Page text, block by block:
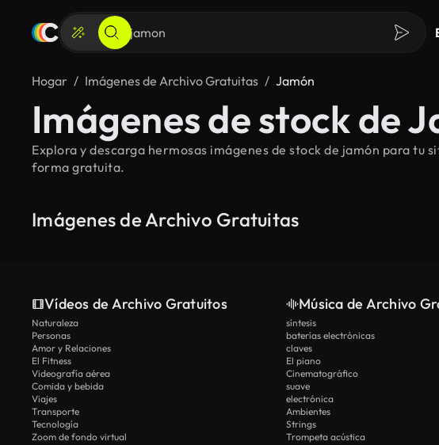
Hogar Imágenes de Archivo Gratuitas Jamón
Imágenes de stock de
Explora y descarga hermosas imágenes de stock de jamón para tu
forma gratuita.
Imágenes de Archivo Gratuitas
Vídeos de Archivo Gratuitos
Naturaleza
Personas
Amor y Relaciones
El Fitness
Videografía aérea
Comida y bebida
Viajes
Transporte
Tecnología
Zoom de fondo virtual
Música de Archivo
síntesis
baterías electrónicas
claves
El piano
Cinematográfico
suave
electrónica
Ambientes
Strings
Trompeta acústica